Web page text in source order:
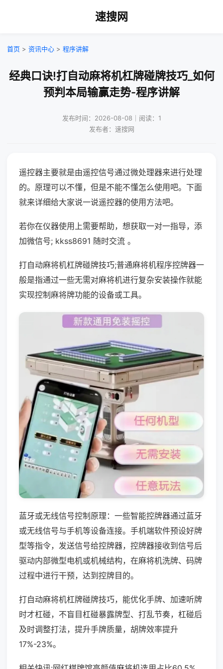
速搜网
首页 > 资讯中心 > 程序讲解
经典口诀!打自动麻将机杠牌碰牌技巧_如何
预判本局输赢走势-程序讲解
发布时间：2026-08-08｜阅读：1
发布者：速搜网
遥控器主要就是由遥控信号通过微处理器来进行处理
的。原理可以不懂，但是不能不懂怎么使用吧。下面
就来详细给大家说一说遥控器的使用方法吧。
若你在仪器使用上需要帮助，想获取一对一指导，添
加微信号; kkss8691 随时交流 。
打自动麻将机杠牌碰牌技巧;普通麻将机程序控牌器一
般是指通过一些无需对麻将机进行复杂安装操作就能
实现控制麻将牌功能的设备或工具。
蓝牙或无线信号控制原理：一些智能控牌器通过蓝牙
或无线信号与手机等设备连接。手机端软件预设好牌
型等指令，发送信号给控牌器，控牌器接收到信号后
驱动内部微型电机或机械结构，在麻将机洗牌、码牌
过程中进行干预，达到控牌目的。
打自动麻将机杠牌碰牌技巧，能优化手牌、加速听牌
时才杠碰，不盲目杠碰暴露牌型、打乱节奏，杠碰后
及时调整打法，提升手牌质量，胡牌效率提升
17%-23%。